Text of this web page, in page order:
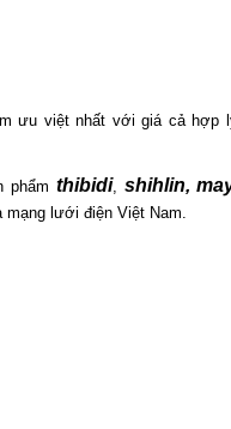
ưu việt nhất với giá cả hợp
phẩm thibidi, shihlin,
lưới điện Việt Nam.